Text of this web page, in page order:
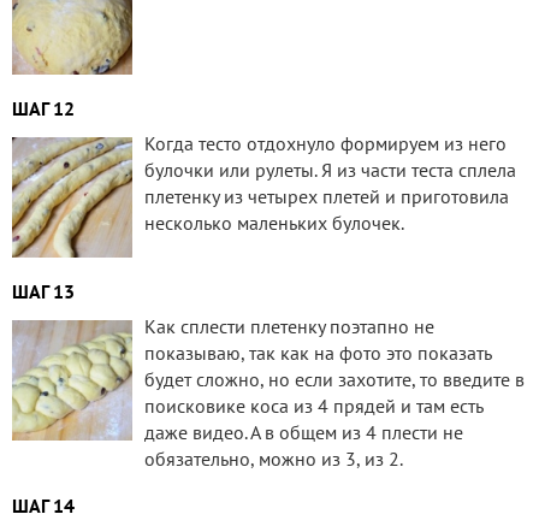
ШАГ 12
Когда тесто отдохнуло формируем из него
булочки или рулеты. Я из части теста сплела
плетенку из четырех плетей и приготовила
несколько маленьких булочек.
ШАГ 13
Как сплести плетенку поэтапно не
показываю, так как на фото это показать
будет сложно, но если захотите, то введите в
поисковике коса из 4 прядей и там есть
даже видео. А в общем из 4 плести не
обязательно, можно из 3, из 2.
ШАГ 14